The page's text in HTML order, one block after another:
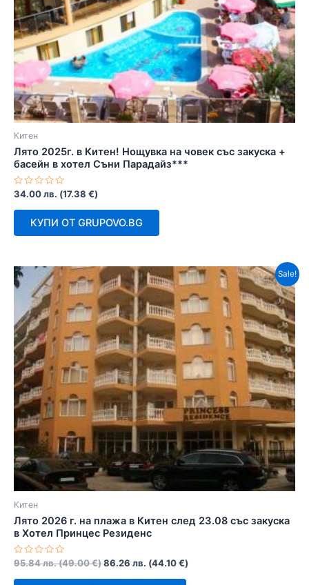
Китен
Лято 2025г. в Китен! Нощувка на човек със закуска +
басейн в хотел Съни Парадайз***
Оценено
0
34.00лв. (17.38 €)
КУПИ ОТ GRUPOVO.BG
Sale!
Китен
Лято 2026 г. на плажа в Китен след 23.08 със закуска
в Хотел Принцес Резиденс
Оценено
0
95.84лв.(49.00€)86.26 лв. (44.10€)